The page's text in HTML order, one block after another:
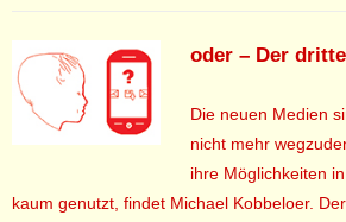
oder – Der
Die neuen Medien
nicht mehr
ihre Möglichkeiten
kaum genutzt, findet Michael Kobbeloer.